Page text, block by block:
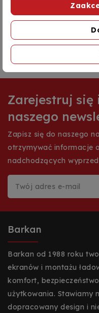
Kategorie blogów
Zarejestruj się
naszego
Zapisz się do naszego
otrzymywać informacje
nadchodzących
Barkan
Barkan od 1988 roku
ekranów i montażu
komfort,
użytkowania. Stawiamy
dopracowany design i